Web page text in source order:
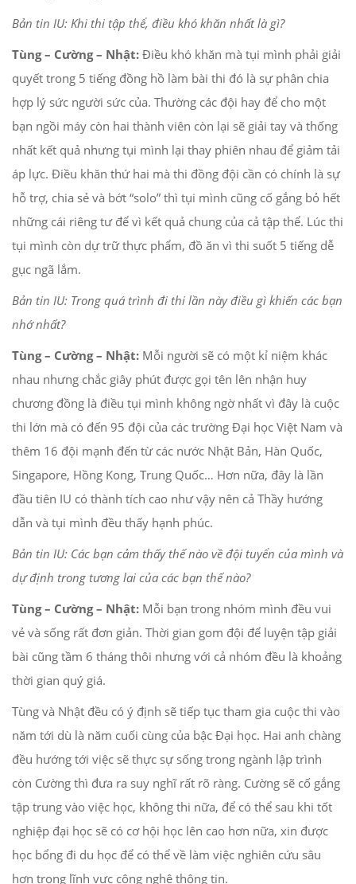
Bản tin IU: Khi thi tập thể, điều khó khăn nhất là gì?
Tùng – Cường – Nhật: Điều khó khăn mà tụi mình phải giải
quyết trong 5 tiếng đồng hồ làm bài thi đó là sự phân chia
hợp lý sức người sức của. Thường các đội hay để cho một
bạn ngồi máy còn hai thành viên còn lại sẽ giải tay và thống
nhất kết quả nhưng tụi mình lại thay phiên nhau để giảm tải
áp lực. Điều khăn thứ hai mà thi đồng đội cần có chính là sự
hỗ trợ, chia sẻ và bớt “solo” thì tụi mình cũng cố gắng bỏ hết
những cái riêng tư để vì kết quả chung của cả tập thể. Lúc thi
tụi mình còn dự trữ thực phẩm, đồ ăn vì thi suốt 5 tiếng dễ
gục ngã lắm.
Bản tin IU: Trong quá trình đi thi lần này điều gì khiến các bạn
nhớ nhất?
Tùng – Cường – Nhật: Mỗi người sẽ có một kỉ niệm khác
nhau nhưng chắc giây phút được gọi tên lên nhận huy
chương đồng là điều tụi mình không ngờ nhất vì đây là cuộc
thi lớn mà có đến 95 đội của các trường Đại học Việt Nam và
thêm 16 đội mạnh đến từ các nước Nhật Bản, Hàn Quốc,
Singapore, Hồng Kong, Trung Quốc… Hơn nữa, đây là lần
đầu tiên IU có thành tích cao như vậy nên cả Thầy hướng
dẫn và tụi mình đều thấy hạnh phúc.
Bản tin IU: Các bạn cảm thấy thế nào về đội tuyển của mình và
dự định trong tương lai của các bạn thế nào?
Tùng – Cường – Nhật: Mỗi bạn trong nhóm mình đều vui
vẻ và sống rất đơn giản. Thời gian gom đội để luyện tập giải
bài cũng tầm 6 tháng thôi nhưng với cả nhóm đều là khoảng
thời gian quý giá.
Tùng và Nhật đều có ý định sẽ tiếp tục tham gia cuộc thi vào
năm tới dù là năm cuối cùng của bậc Đại học. Hai anh chàng
đều hướng tới việc sẽ thực sự sống trong ngành lập trình
còn Cường thì đưa ra suy nghĩ rất rõ ràng. Cường sẽ cố gắng
tập trung vào việc học, không thi nữa, để có thể sau khi tốt
nghiệp đại học sẽ có cơ hội học lên cao hơn nữa, xin được
học bổng đi du học để có thể về làm việc nghiên cứu sâu
hơn trong lĩnh vực công nghệ thông tin.